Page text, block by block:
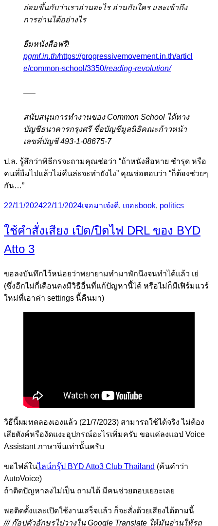
ย่อมขึ้นกับว่าเราอ่านอะไร อ่านกับใคร และเข้าถึง
การอ่านได้อย่างไร
ยืมหนังสือฟรี!
pgmf.in.th/https://progressivemovement.in.th/articl
e/common-school/3350/reading-revolution/
—–
สนับสนุนการทำงานของ Common School ได้ทาง
บัญชีธนาคารกรุงศรี ชื่อบัญชีมูลนิธิคณะก้าวหน้า
เลขที่บัญชี 493-1-08675-7
ป.ล. รู้สึกว่าพิธีกรจะถามคุณช่อว่า “ถ้าหนังสือหาย ชำรุด หรือ
คนที่ยืมไปแล้วไม่คืนล่ะจะทำยังไง” คุณช่อตอบว่า “ก็ต้องช่วยๆ
กัน…”
Posted
22/11/202422/11/2024Categories
เจอมาเจ๋งดี, เยอะTags
book, politics
ใช้คำสั่งเสียง เปิด/ปิดไฟ DRL ของ BYD
Atto 3
ขอลงบันทึกไว้หน่อยว่าพยายามทำมาพักนึงจนทำได้แล้ว เย่
(ซึ่งอีกไม่กี่เดือนคงมีวิธีอื่นที่แก้ปัญหานี้ได้ หรือไม่ก็มีเฟิร์มแวร์
ใหม่ที่เอาค่า settings นี้คืนมา)
วิธีนี้ผมทดลองเองแล้ว (21/7/2023) สามารถใช้ได้จริง ไม่ต้อง
เสียตังค์หรืองัดแงะอุปกรณ์อะไรเพิ่มครับ ขอแค่ลงแอป Voice
Assistant ภาษาจีนเท่านั้นครับ
ขอไฟล์ในไลน์กรุ๊ป BYD Atto3 Club Thailand (ค้นคำว่า
AutoVoice)
ถ้าติดปัญหาลงไม่เป็น ถามได้ มีคนช่วยตอบเยอะเลย
พอติดตั้งและเปิดใช้งานเสร็จแล้ว ก็จะสั่งด้วยเสียงได้ตามนี้
/// ก๊อปตัวอักษรไปวางใน Google Translate ให้มันอ่านให้รถ